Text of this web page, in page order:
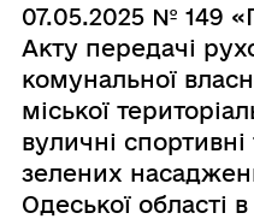
07.05.2025 № 149
Акту передачі
комунальної
міської
вуличні
зелених
Одеської області